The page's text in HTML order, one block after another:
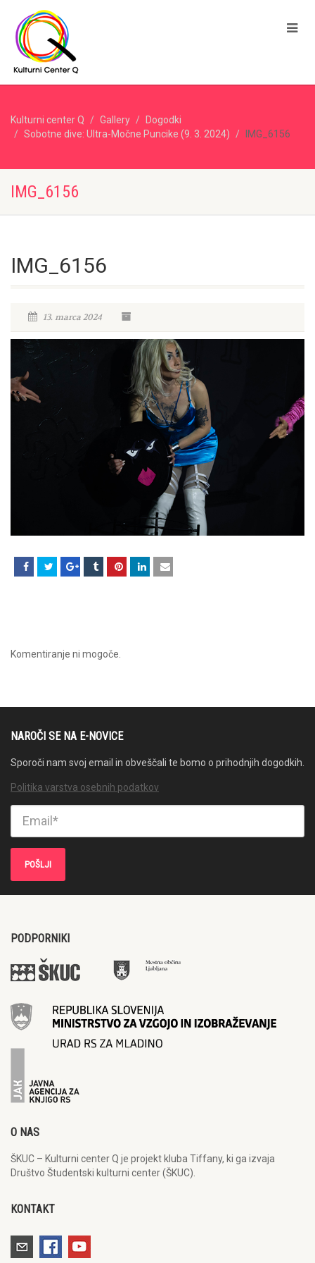
Kulturni center Q Gallery
Dogodki
Sobotne dive: Ultra-Močne Puncike (9. 3. 2024)
IMG_6156
IMG_6156
IMG_6156
13. marca 2024
Komentiranje ni mogoče.
NAROČI SE NA E-NOVICE
Sporoči nam svoj email in obveščali te bomo o prihodnjih dogodkih.
Politika varstva osebnih podatkov
PODPORNIKI
O NAS
ŠKUC – Kulturni center Q je projekt kluba Tiffany, ki ga izvaja
Društvo Študentski kulturni center (ŠKUC).
KONTAKT